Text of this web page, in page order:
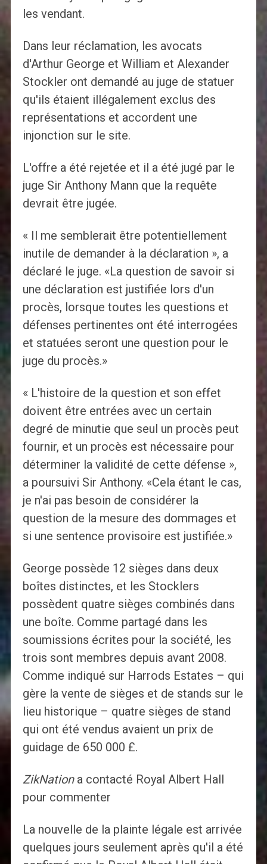
les vendant.
Dans leur réclamation, les avocats
d'Arthur George et William et Alexander
Stockler ont demandé au juge de statuer
qu'ils étaient illégalement exclus des
représentations et accordent une
injonction sur le site.
L'offre a été rejetée et il a été jugé par le
juge Sir Anthony Mann que la requête
devrait être jugée.
« Il me semblerait être potentiellement
inutile de demander à la déclaration », a
déclaré le juge. «La question de savoir si
une déclaration est justifiée lors d'un
procès, lorsque toutes les questions et
défenses pertinentes ont été interrogées
et statuées seront une question pour le
juge du procès.»
« L'histoire de la question et son effet
doivent être entrées avec un certain
degré de minutie que seul un procès peut
fournir, et un procès est nécessaire pour
déterminer la validité de cette défense »,
a poursuivi Sir Anthony. «Cela étant le cas,
je n'ai pas besoin de considérer la
question de la mesure des dommages et
si une sentence provisoire est justifiée.»
George possède 12 sièges dans deux
boîtes distinctes, et les Stocklers
possèdent quatre sièges combinés dans
une boîte. Comme partagé dans les
soumissions écrites pour la société, les
trois sont membres depuis avant 2008.
Comme indiqué sur Harrods Estates – qui
gère la vente de sièges et de stands sur le
lieu historique – quatre sièges de stand
qui ont été vendus avaient un prix de
guidage de 650 000 £.
ZikNationa contacté Royal Albert Hall
pour commenter
La nouvelle de la plainte légale est arrivée
quelques jours seulement après qu'il a été